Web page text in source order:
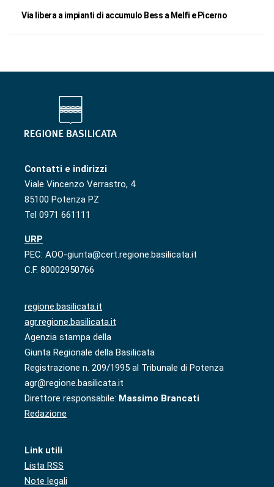
Via libera a impianti di accumulo Bess a Melfi e Picerno
Contatti e indirizzi
Viale Vincenzo Verrastro, 4
85100 Potenza PZ
Tel 0971 661111
URP
PEC: AOO-giunta@cert.regione.basilicata.it
C.F. 80002950766
regione.basilicata.it
agr.regione.basilicata.it
Agenzia stampa della
Giunta Regionale della Basilicata
Registrazione n. 209/1995 al Tribunale di Potenza
agr@regione.basilicata.it
Direttore responsabile: Massimo Brancati
Redazione
Link utili
Lista RSS
Note legali